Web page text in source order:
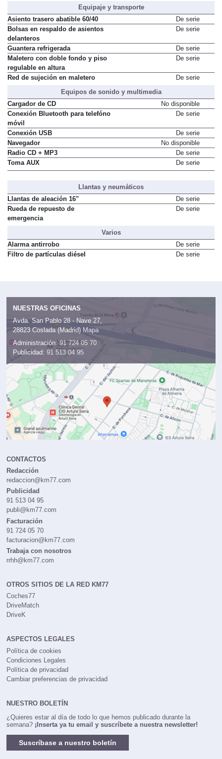
Equipaje y transporte
Asiento trasero abatible 60/40
De serie
Bolsas en respaldo de asientos
delanteros
De serie
Guantera refrigerada
De serie
Maletero con doble fondo y piso
regulable en altura
De serie
Red de sujeción en maletero
De serie
Equipos de sonido y multimedia
Cargador de CD
No disponible
Conexión Bluetooth para telefóno
móvil
De serie
Conexión USB
De serie
Navegador
No disponible
Radio CD + MP3
De serie
Toma AUX
De serie
Llantas y neumáticos
Llantas de aleación 16"
De serie
Rueda de repuesto de
emergencia
De serie
Varios
Alarma antirrobo
De serie
Filtro de partículas diésel
De serie
NUESTRAS OFICINAS
Avda. San Pablo 28 - Nave 27,
28823 Coslada (Madrid) Mapa
Administración: 91 724 05 70
Publicidad: 91 513 04 95
CONTACTOS
Redacción
redaccion@km77.com
Publicidad
91 513 04 95
publi@km77.com
Facturación
91 724 05 70
facturacion@km77.com
Trabaja con nosotros
rrhh@km77.com
OTROS SITIOS DE LA RED KM77
Coches77
DriveMatch
DriveK
ASPECTOS LEGALES
Política de cookies
Condiciones Legales
Política de privacidad
Cambiar preferencias de privacidad
NUESTRO BOLETÍN
¿Quieres estar al día de todo lo que hemos publicado durante la
semana? ¡Inserta ya tu email y suscríbete a nuestra newsletter!
Suscríbase a nuestro boletín